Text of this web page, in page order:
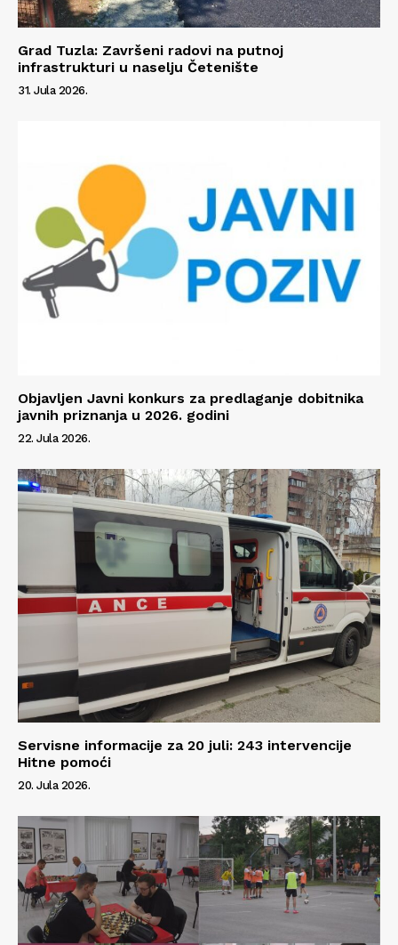
Info
O nama
Kontakt
Impressum
Grad Tuzla: Završeni radovi na putnoj
infrastrukturi u naselju Četenište
31. Jula 2026.
Objavljen Javni konkurs za predlaganje dobitnika
javnih priznanja u 2026. godini
22. Jula 2026.
Servisne informacije za 20 juli: 243 intervencije
Hitne pomoći
20. Jula 2026.